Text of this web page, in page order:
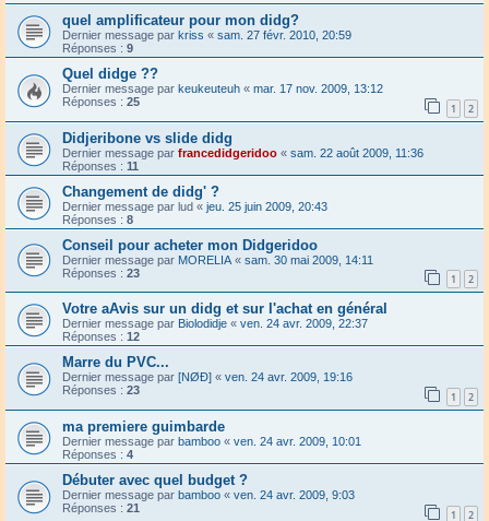
quel amplificateur pour mon didg?
Dernier message par kriss « sam. 27 févr. 2010, 20:59
Réponses : 9
Quel didge ??
Dernier message par keukeuteuh « mar. 17 nov. 2009, 13:12
Réponses : 25 1 2
Didjeribone vs slide didg
Dernier message par francedidgeridoo « sam. 22 août 2009, 11:36
Réponses : 11
Changement de didg' ?
Dernier message par lud « jeu. 25 juin 2009, 20:43
Réponses : 8
Conseil pour acheter mon Didgeridoo
Dernier message par MORELIA « sam. 30 mai 2009, 14:11
Réponses : 23 1 2
Votre aAvis sur un didg et sur l'achat en général
Dernier message par Biolodidje « ven. 24 avr. 2009, 22:37
Réponses : 12
Marre du PVC...
Dernier message par [NØÐ] « ven. 24 avr. 2009, 19:16
Réponses : 23 1 2
ma premiere guimbarde
Dernier message par bamboo « ven. 24 avr. 2009, 10:01
Réponses : 4
Débuter avec quel budget ?
Dernier message par bamboo « ven. 24 avr. 2009, 9:03
Réponses : 21 1 2